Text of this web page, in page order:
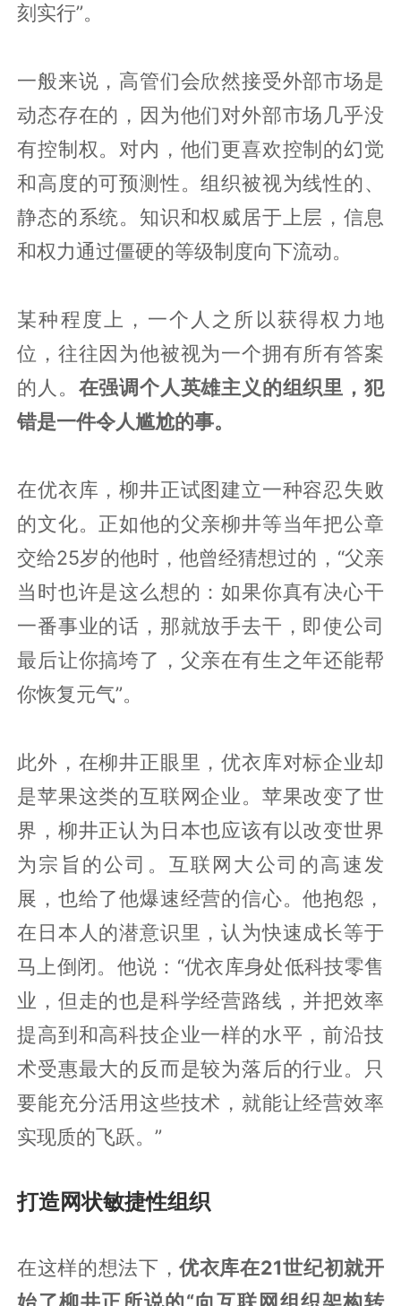
刻实行”。
一般来说，高管们会欣然接受外部市场是
动态存在的，因为他们对外部市场几乎没
有控制权。对内，他们更喜欢控制的幻觉
和高度的可预测性。组织被视为线性的、
静态的系统。知识和权威居于上层，信息
和权力通过僵硬的等级制度向下流动。
某种程度上，一个人之所以获得权力地
位，往往因为他被视为一个拥有所有答案
的人。 在强调个人英雄主义的组织里，犯
错是一件令人尴尬的事。
在优衣库，柳井正试图建立一种容忍失败
的文化。正如他的父亲柳井等当年把公章
交给25岁的他时，他曾经猜想过的，“父亲
当时也许是这么想的：如果你真有决心干
一番事业的话，那就放手去干，即使公司
最后让你搞垮了，父亲在有生之年还能帮
你恢复元气”。
此外，在柳井正眼里，优衣库对标企业却
是苹果这类的互联网企业。苹果改变了世
界，柳井正认为日本也应该有以改变世界
为宗旨的公司。互联网大公司的高速发
展，也给了他爆速经营的信心。他抱怨，
在日本人的潜意识里，认为快速成长等于
马上倒闭。他说：“优衣库身处低科技零售
业，但走的也是科学经营路线，并把效率
提高到和高科技企业一样的水平，前沿技
术受惠最大的反而是较为落后的行业。只
要能充分活用这些技术，就能让经营效率
实现质的飞跃。”
打造网状敏捷性组织
在这样的想法下，优衣库在21世纪初就开